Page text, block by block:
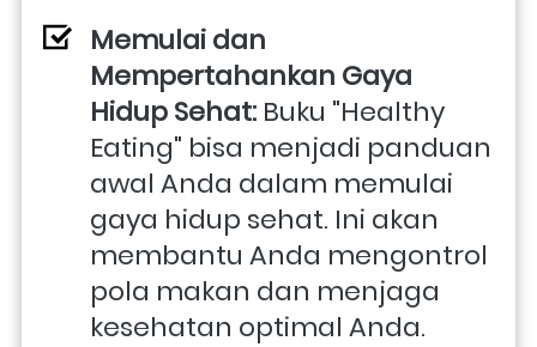
Memulai dan
Mempertahankan Gaya
Hidup Sehat: Buku "Healthy
Eating" bisa menjadi panduan
awal Anda dalam memulai
gaya hidup sehat. Ini akan
membantu Anda mengontrol
pola makan dan menjaga
kesehatan optimal Anda.